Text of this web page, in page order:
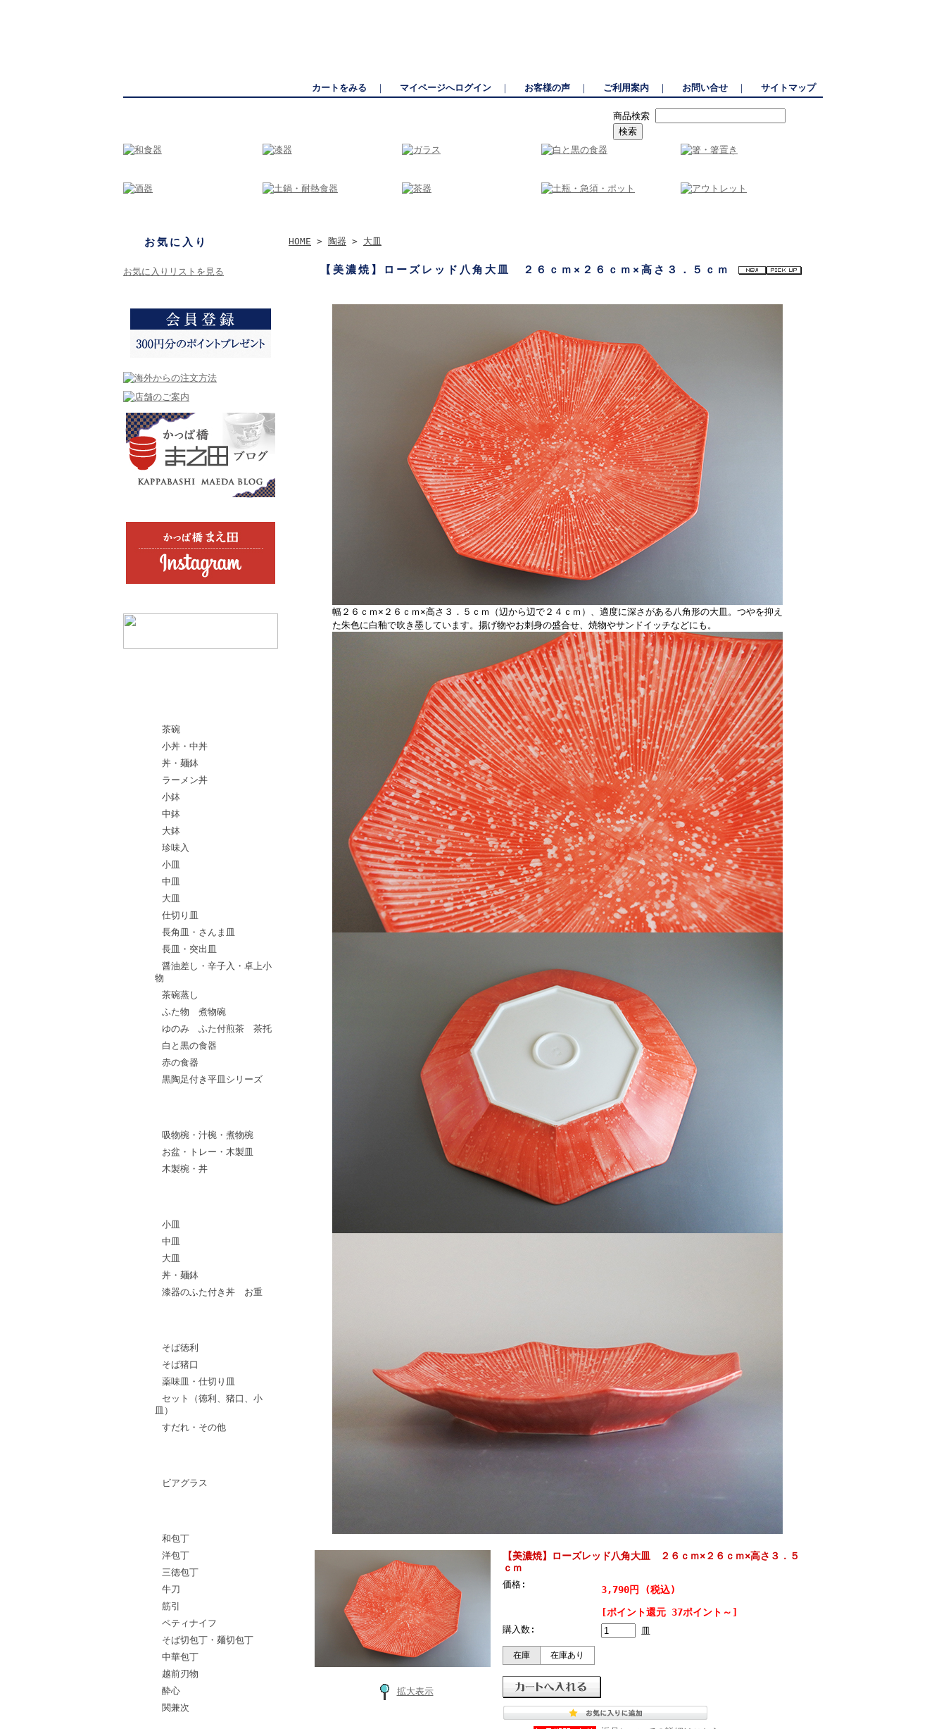
カートをみる ｜ マイページへログイン ｜ お客様の声 ｜ ご利用案内 ｜ お問い合せ ｜ サイトマップ
商品検索
お気に入り
お気に入りリストを見る
茶碗
小丼・中丼
丼・麺鉢
ラーメン丼
小鉢
中鉢
大鉢
珍味入
小皿
中皿
大皿
仕切り皿
長角皿・さんま皿
長皿・突出皿
醤油差し・辛子入・卓上小
物
茶碗蒸し
ふた物 煮物碗
ゆのみ ふた付煎茶 茶托
白と黒の食器
赤の食器
黒陶足付き平皿シリーズ
吸物椀・汁椀・煮物椀
お盆・トレー・木製皿
木製椀・丼
小皿
中皿
大皿
丼・麺鉢
漆器のふた付き丼 お重
そば徳利
そば猪口
薬味皿・仕切り皿
セット（徳利、猪口、小
皿）
すだれ・その他
ビアグラス
和包丁
洋包丁
三徳包丁
牛刀
筋引
ペティナイフ
そば切包丁・麺切包丁
中華包丁
越前刃物
酔心
関兼次
HOME > 陶器 > 大皿
【美濃焼】ローズレッド八角大皿 ２６ｃｍ×２６ｃｍ×高さ３．５ｃｍ
幅２６ｃｍ×２６ｃｍ×高さ３．５ｃｍ（辺から辺で２４ｃｍ）、適度に深さがある八角形の大皿。つやを抑え
た朱色に白釉で吹き墨しています。揚げ物やお刺身の盛合せ、焼物やサンドイッチなどにも。
拡大表示
【美濃焼】ローズレッド八角大皿 ２６ｃｍ×２６ｃｍ×高さ３．５
ｃｍ
価格:
3,790円 (税込)
[ポイント還元 37ポイント～]
購入数: 皿
在庫 在庫あり